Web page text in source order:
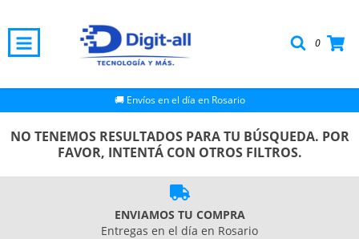
0
🚚 Envíos en el día en Rosario
NO TENEMOS RESULTADOS PARA TU BÚSQUEDA. POR
FAVOR, INTENTÁ CON OTROS FILTROS.
ENVIAMOS TU COMPRA
Entregas en el día en Rosario